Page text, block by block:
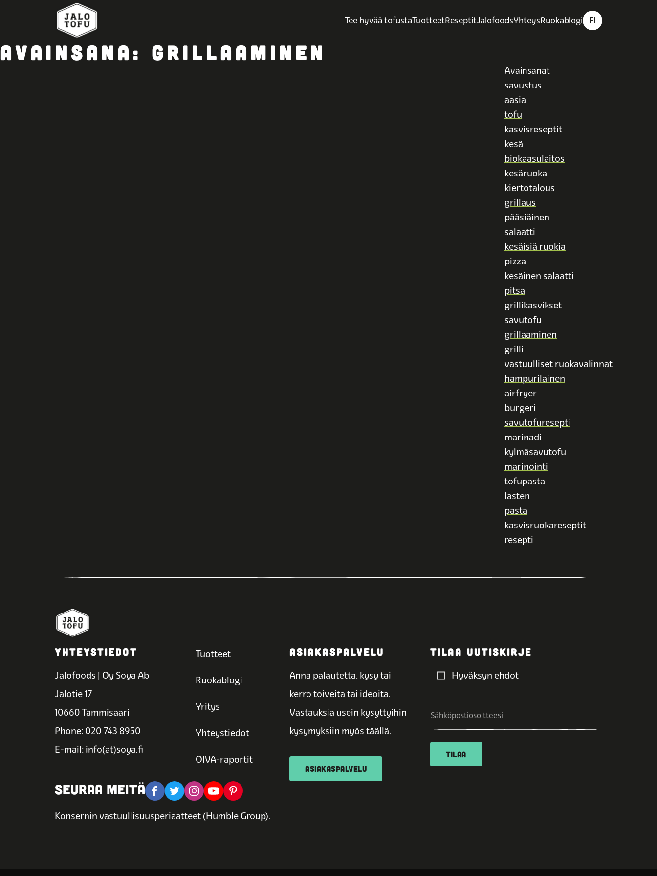
Tee hyvää tofustaTuotteetReseptitJalofoodsYhteysRuokablogi FI
AVAINSANA: GRILLAAMINEN
Avainsanat
savustus
aasia
tofu
kasvisreseptit
kesä
biokaasulaitos
kesäruoka
kiertotalous
grillaus
pääsiäinen
salaatti
kesäisiä ruokia
pizza
kesäinen salaatti
pitsa
grillikasvikset
savutofu
grillaaminen
grilli
vastuulliset ruokavalinnat
hampurilainen
airfryer
burgeri
savutofuresepti
marinadi
kylmäsavutofu
marinointi
tofupasta
lasten
pasta
kasvisruokareseptit
resepti
YHTEYSTIEDOT
Jalofoods | Oy Soya Ab
Jalotie 17
10660 Tammisaari
Phone: 020 743 8950
E-mail: info(at)soya.fi
Tuotteet
Ruokablogi
Yritys
Yhteystiedot
OIVA-raportit
ASIAKASPALVELU
Anna palautetta, kysy tai
kerro toiveita tai ideoita.
Vastauksia usein kysyttyihin
kysymyksiin myös täällä.
ASIAKASPALVELU
TILAA UUTISKIRJE
Hyväksyn ehdot
TILAA
SEURAA MEITÄ
Konsernin vastuullisuusperiaatteet (Humble Group).